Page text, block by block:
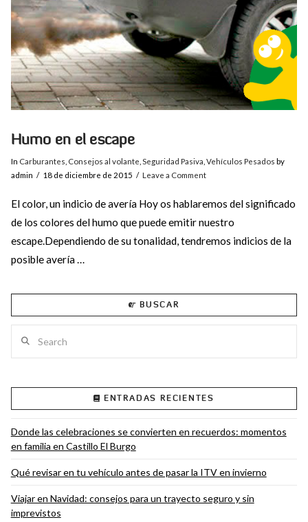
VIEW POST
Humo en el escape
In Carburantes Consejos al volante Seguridad Pasiva Vehículos Pesados by
admin
18 de diciembre de 2015 Leave a Comment
El color, un indicio de avería Hoy os hablaremos del significado
de los colores del humo que puede emitir nuestro
escape.Dependiendo de su tonalidad, tendremos indicios de la
posible avería …
BUSCAR
ENTRADAS RECIENTES
Donde las celebraciones se convierten en recuerdos: momentos
en familia en Castillo El Burgo
Qué revisar en tu vehículo antes de pasar la ITV en invierno
Viajar en Navidad: consejos para un trayecto seguro y sin
imprevistos